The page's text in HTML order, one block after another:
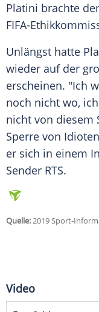
Platini brachte
FIFA-
Unlängst hatte
wieder auf der
erscheinen. "Ich
noch nicht wo,
nicht von diesem
Sperre von
er sich in einem
Sender RTS.
Quelle:2019 Sport-
Video